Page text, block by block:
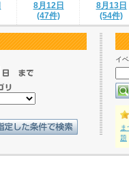
8月12日
(47件)
8月13日
(54件)
イ
ま
題